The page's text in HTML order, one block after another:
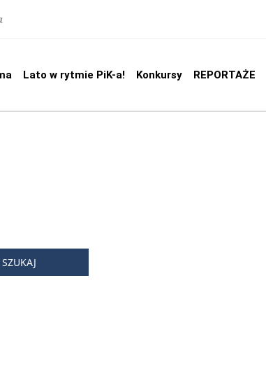
Lato w rytmie PiK-a! Konkursy REPORTAŻE